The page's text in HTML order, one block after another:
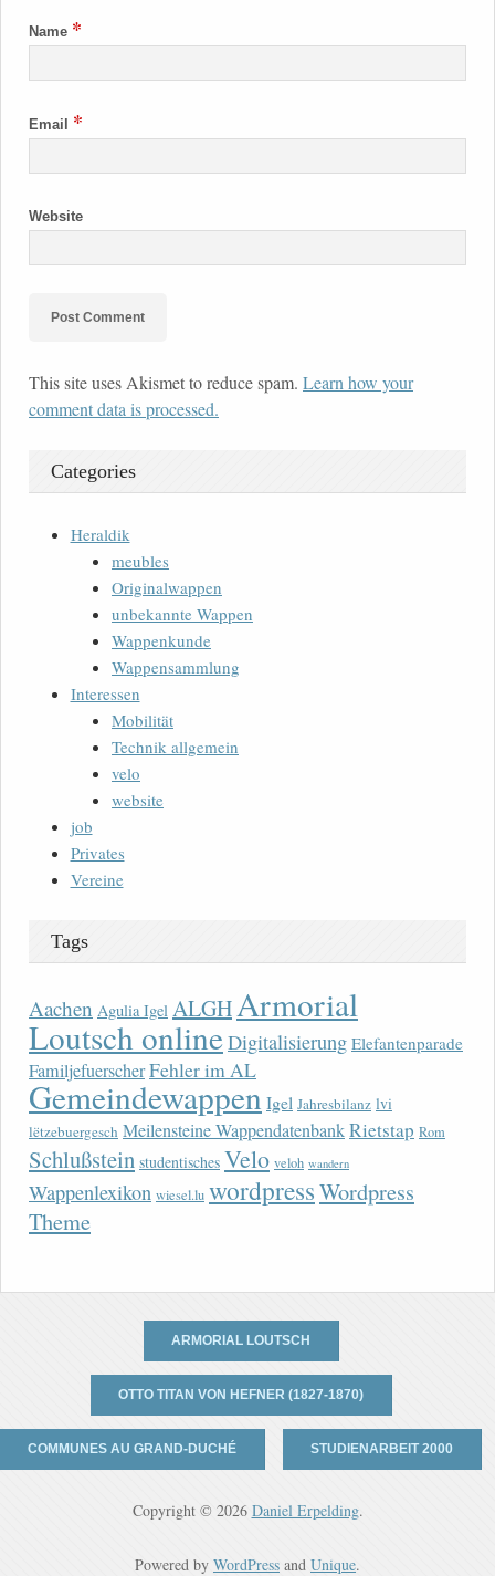
Name *
Email *
Website
This site uses Akismet to reduce spam. Learn how your
comment data is processed.
Categories
Heraldik
meubles
Originalwappen
unbekannte Wappen
Wappenkunde
Wappensammlung
Interessen
Mobilität
Technik allgemein
velo
website
job
Privates
Vereine
Tags
Aachen Agulia Igel ALGH Armorial
Loutsch onlineDigitalisierung Elefantenparade
FamiljefuerscherFehler im AL
Gemeindewappen Igel Jahresbilanz lvi
lëtzebuergesch Meilensteine WappendatenbankRietstap Rom
Schlußstein studentisches Velo veloh wandern
Wappenlexikon wiesel.lu wordpressWordpress
Theme
ARMORIAL LOUTSCH
OTTO TITAN VON HEFNER (1827-1870)
COMMUNES AU GRAND-DUCHÉ STUDIENARBEIT 2000
Copyright © 2026 Daniel Erpelding.
Powered by WordPress and Unique.